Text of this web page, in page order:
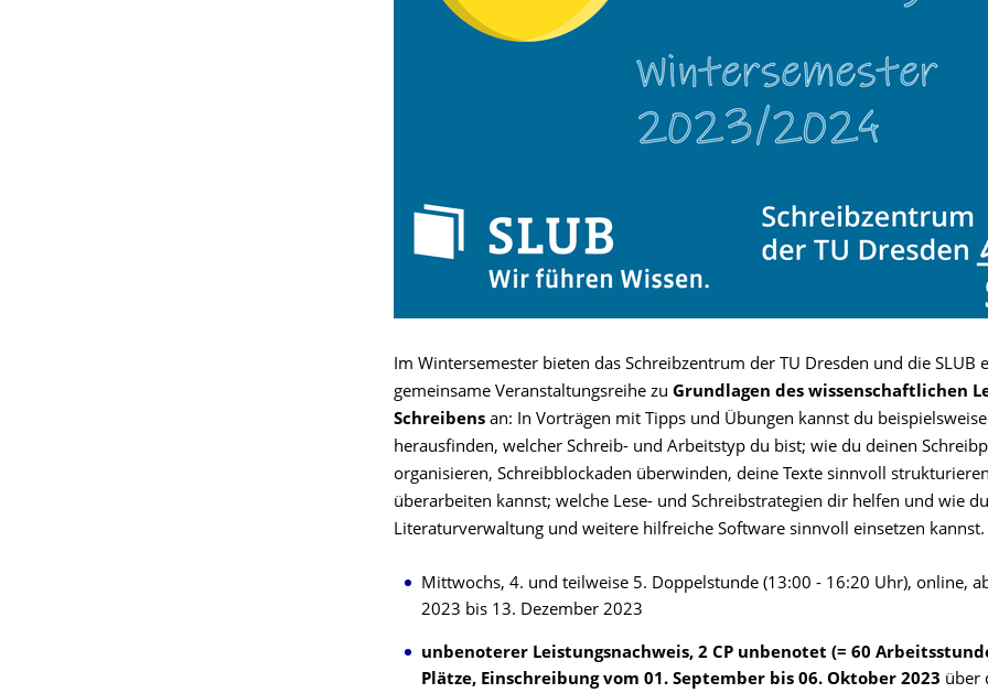
Im Wintersemester bieten das Schreibzentrum der TU Dresden und die SLUB
gemeinsame Veranstaltungsreihe zu Grundlagen des wissenschaftlichen
Schreibens an: In Vorträgen mit Tipps und Übungen kannst du beispielsweise
herausfinden, welcher Schreib- und Arbeitstyp du bist; wie du deinen
organisieren, Schreibblockaden überwinden, deine Texte sinnvoll
überarbeiten kannst; welche Lese- und Schreibstrategien dir helfen und wie du
Literaturverwaltung und weitere hilfreiche Software sinnvoll einsetzen kannst.
Mittwochs, 4. und teilweise 5. Doppelstunde (13:00 - 16:20 Uhr), online,
2023 bis 13. Dezember 2023
unbenoterer Leistungsnachweis, 2 CP unbenotet (= 60
Plätze, Einschreibung vom 01. September bis 06. Oktober 2023 über